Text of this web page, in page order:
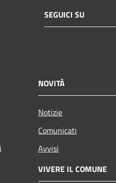
SEGUICI SU
NOVITÀ
Notizie
Comunicati
Avvisi
VIVERE IL COMUNE